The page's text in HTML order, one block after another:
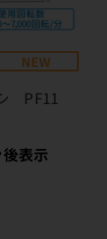
NEW
シ PF11
表示